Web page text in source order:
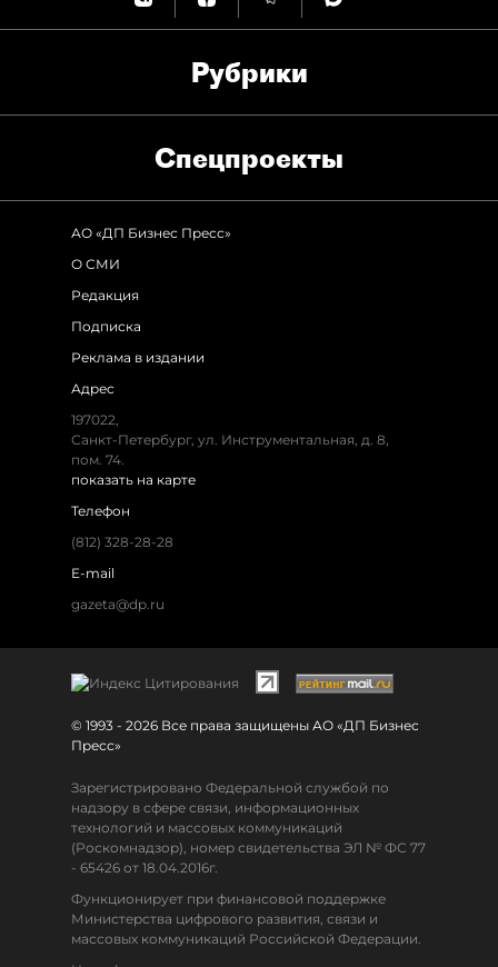
Рубрики
Спец­проекты
АО «ДП Бизнес Пресс»
О СМИ
Редакция
Подписка
Реклама в издании
Адрес
197022,
Санкт-Петербург, ул. Инструментальная, д. 8,
пом. 74.
показать на карте
Телефон
(812) 328-28-28
E-mail
gazeta@dp.ru
© 1993 - 2026 Все права защищены АО «ДП Бизнес
Пресс»
Зарегистрировано Федеральной службой по
надзору в сфере связи, информационных
технологий и массовых коммуникаций
(Роскомнадзор), номер свидетельства ЭЛ № ФС 77
- 65426 от 18.04.2016г.
Функционирует при финансовой поддержке
Министерства цифрового развития, связи и
массовых коммуникаций Российской Федерации.